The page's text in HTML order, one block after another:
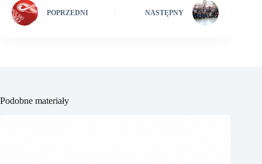
POPRZEDNI NASTĘPNY
Podobne materiały